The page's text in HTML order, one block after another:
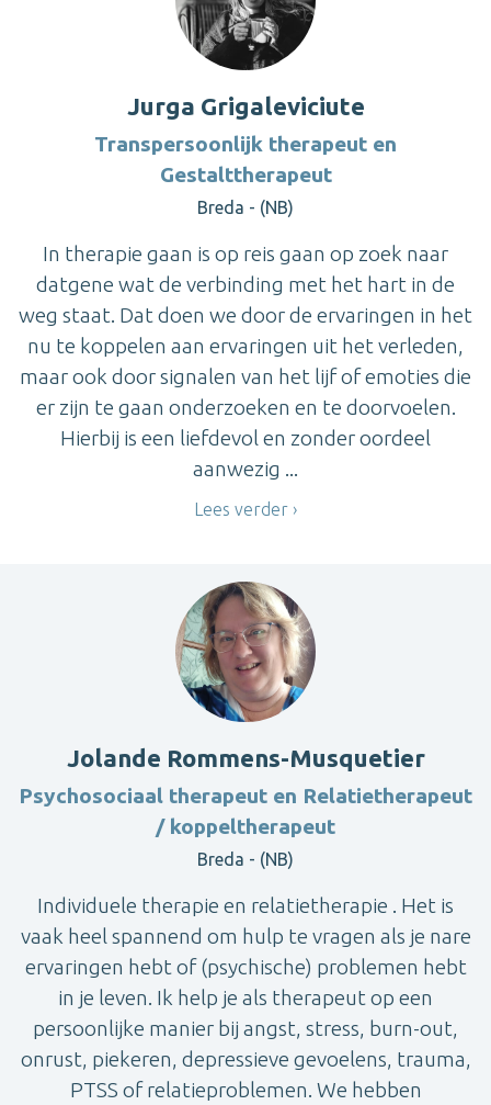
Jurga Grigaleviciute
Transpersoonlijk therapeut en
Gestalttherapeut
Breda - (NB)
In therapie gaan is op reis gaan op zoek naar
datgene wat de verbinding met het hart in de
weg staat. Dat doen we door de ervaringen in het
nu te koppelen aan ervaringen uit het verleden,
maar ook door signalen van het lijf of emoties die
er zijn te gaan onderzoeken en te doorvoelen.
Hierbij is een liefdevol en zonder oordeel
aanwezig ...
Lees verder
Jolande Rommens-Musquetier
Psychosociaal therapeut en Relatietherapeut
/ koppeltherapeut
Breda - (NB)
Individuele therapie en relatietherapie . Het is
vaak heel spannend om hulp te vragen als je nare
ervaringen hebt of (psychische) problemen hebt
in je leven. Ik help je als therapeut op een
persoonlijke manier bij angst, stress, burn-out,
onrust, piekeren, depressieve gevoelens, trauma,
PTSS of relatieproblemen. We hebben